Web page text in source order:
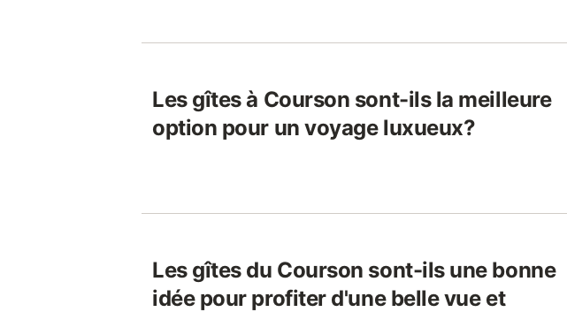
Les gîtes à Courson sont-ils la meilleure
option pour un voyage luxueux?
Les gîtes du Courson sont-ils une bonne
idée pour profiter d'une belle vue et